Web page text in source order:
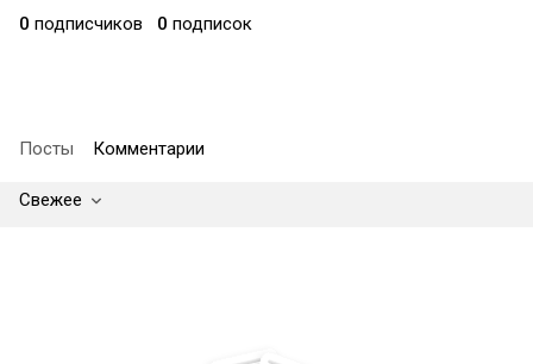
0 подписчиков 0 подписок
Посты Комментарии
Свежее